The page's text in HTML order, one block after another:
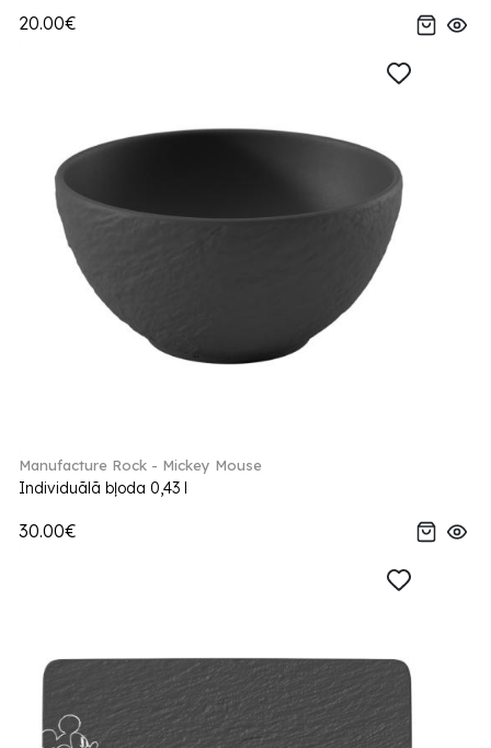
20.00€
Manufacture Rock - Mickey Mouse
Individuālā bļoda 0,43 l
30.00€